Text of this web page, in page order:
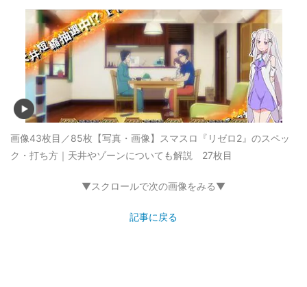
画像43枚目／85枚 【写真・画像】スマスロ『リゼロ2』のスペッ
ク・打ち方｜天井やゾーンについても解説 27枚目
▼スクロールで次の画像をみる▼
記事に戻る